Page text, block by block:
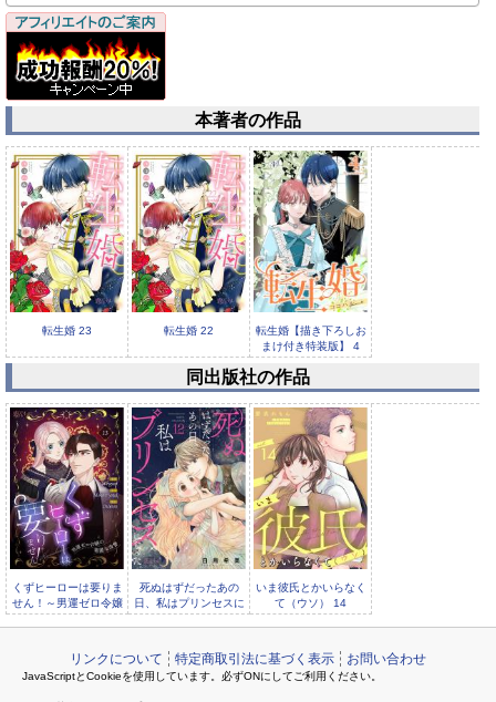
本著者の作品
転生婚 23 転生婚 22
転生婚【描き下ろしお
まけ付き特装版】 4
転生婚 21
同出版社の作品
くずヒーローは要りま
せん！～男運ゼロ令嬢
の華麗な復讐～（フル
死ぬはずだったあの
日、私はプリンセスに
なった。 12
いま彼氏とかいらなく
て（ウソ） 14
リンクについて 特定商取引法に基づく表示 お問い合わせ
JavaScriptとCookieを使用しています。必ずONにしてご利用ください。